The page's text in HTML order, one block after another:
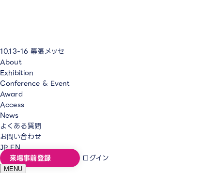
10.13-16 幕張メッセ
About
Exhibition
Conference & Event
Award
Access
News
よくある質問
お問い合わせ
JP EN
来場事前登録
ログイン
MENU